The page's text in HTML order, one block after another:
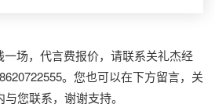
场，代言费报价，请联系关礼杰经
。您也可以在下方留言，关
您联系，谢谢支持。